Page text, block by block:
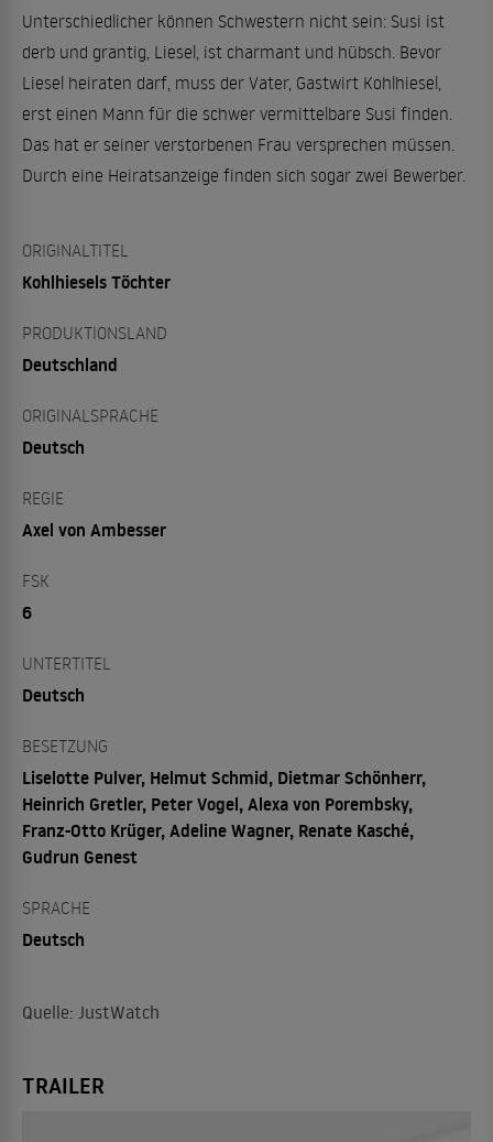
Unterschiedlicher können Schwestern nicht sein: Susi ist
derb und grantig, Liesel, ist charmant und hübsch. Bevor
Liesel heiraten darf, muss der Vater, Gastwirt Kohlhiesel,
erst einen Mann für die schwer vermittelbare Susi finden.
Das hat er seiner verstorbenen Frau versprechen müssen.
Durch eine Heiratsanzeige finden sich sogar zwei Bewerber.
ORIGINALTITEL
Kohlhiesels Töchter
PRODUKTIONSLAND
Deutschland
ORIGINALSPRACHE
Deutsch
REGIE
Axel von Ambesser
FSK
6
UNTERTITEL
Deutsch
BESETZUNG
Liselotte Pulver, Helmut Schmid, Dietmar Schönherr,
Heinrich Gretler, Peter Vogel, Alexa von Porembsky,
Franz-Otto Krüger, Adeline Wagner, Renate Kasché,
Gudrun Genest
SPRACHE
Deutsch
Quelle: JustWatch
TRAILER